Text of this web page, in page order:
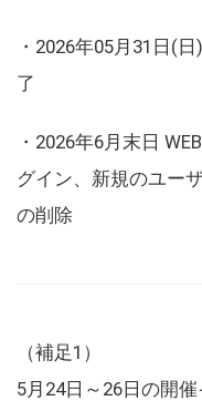
・2026年05月31日(
了
・2026年6月末日
グイン、新規のユー
の削除
（補足1）
5月24日～26日の開